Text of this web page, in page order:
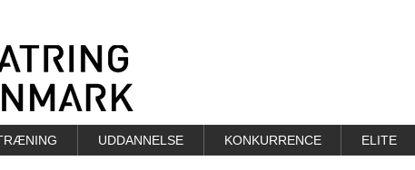
UDDANNELSE KONKURRENCE ELITE